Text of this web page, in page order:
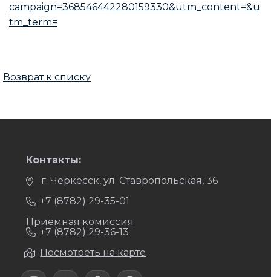
campaign=368546442280159330&utm_content=&u
tm_term=
Возврат к списку
Контакты:
г. Черкесск, ул. Ставропольская, 36
+7 (8782) 29-35-01
Приёмная комиссия
+7 (8782) 29-36-13
Посмотреть на карте